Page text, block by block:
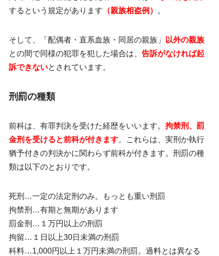
するという規定があります （親族相盗例） 。
そして、「配偶者・直系血族・同居の親族」 以外の親族
との間で同様の犯罪を犯した場合は、 告訴がなければ起
訴できないとされています。
刑罰の種類
前科は、有罪判決を受けた経歴をいいます。 拘禁刑、罰
金刑を受けると前科が付きます。これらは、実刑か執行
猶予付きの判決かに関わらず前科が付きます。刑罰の種
類は以下のとおりです。
死刑…一定の法定刑のみ。もっとも重い刑罰
拘禁刑…有期と無期があります
罰金刑…１万円以上の刑罰
拘留…１日以上30日未満の刑罰
科料…1,000円以上１万円未満の刑罰。過料とは異なる